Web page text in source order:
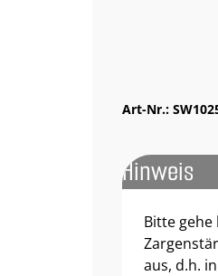
Art-Nr.:
Hinweis
Bitte
aus, d.h.